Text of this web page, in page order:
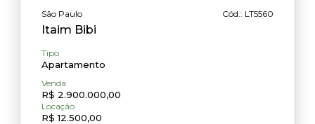
São Paulo Cód.: LT5560
Itaim Bibi
Tipo
Apartamento
Venda
R$ 2.900.000,00
Locação
R$ 12.500,00